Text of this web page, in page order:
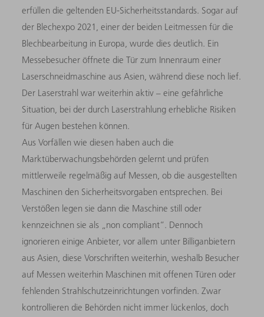
erfüllen die geltenden EU-Sicherheitsstandards. Sogar auf
der Blechexpo 2021, einer der beiden Leitmessen für die
Blechbearbeitung in Europa, wurde dies deutlich. Ein
Messebesucher öffnete die Tür zum Innenraum einer
Laserschneidmaschine aus Asien, während diese noch lief.
Der Laserstrahl war weiterhin aktiv – eine gefährliche
Situation, bei der durch Laserstrahlung erhebliche Risiken
für Augen bestehen können.
Aus Vorfällen wie diesen haben auch die
Marktüberwachungsbehörden gelernt und prüfen
mittlerweile regelmäßig auf Messen, ob die ausgestellten
Maschinen den Sicherheitsvorgaben entsprechen. Bei
Verstößen legen sie dann die Maschine still oder
kennzeichnen sie als „non compliant“. Dennoch
ignorieren einige Anbieter, vor allem unter Billiganbietern
aus Asien, diese Vorschriften weiterhin, weshalb Besucher
auf Messen weiterhin Maschinen mit offenen Türen oder
fehlenden Strahlschutzeinrichtungen vorfinden. Zwar
kontrollieren die Behörden nicht immer lückenlos, doch